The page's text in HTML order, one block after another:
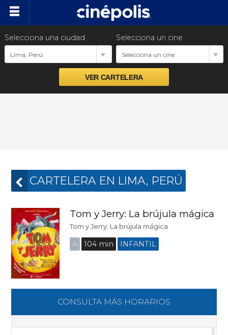
Cartelera
Próximos estrenos
Preventas
Selecciona una ciudad
Lima, Perú
Selecciona un cine
Selecciona un cine
CARTELERA EN LIMA, PERÚ
Tom y Jerry: La brújula mágica
Tom y Jerry: La brújula mágica
A 104 min INFANTIL
CONSULTA MÁS HORARIOS